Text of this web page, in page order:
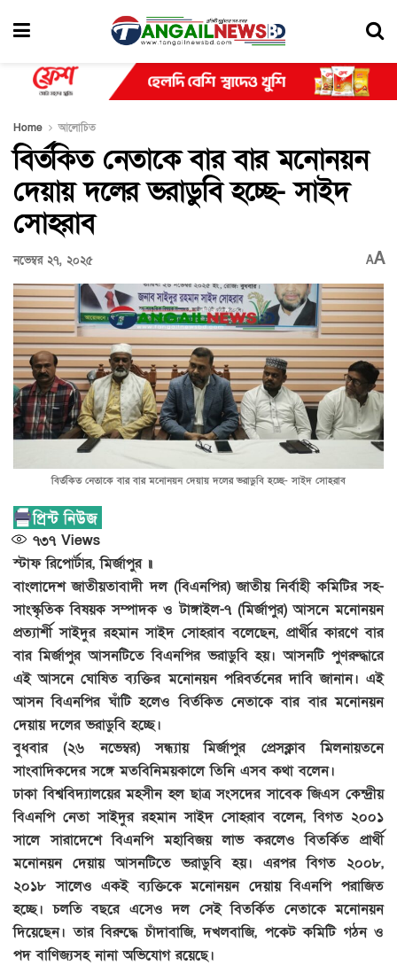
Home আলোচিত
বির্তকিত নেতাকে বার বার মনোনয়ন
দেয়ায় দলের ভরাডুবি হচ্ছে- সাইদ
সোহরাব
নভেম্বর ২৭, ২০২৫ AA
বির্তকিত নেতাকে বার বার মনোনয়ন দেয়ায় দলের ভরাডুবি হচ্ছে- সাইদ সোহরাব
৭৩৭ Views
স্টাফ রিপোর্টার, মির্জাপুর ॥
বাংলাদেশ জাতীয়তাবাদী দল (বিএনপির) জাতীয় নির্বাহী কমিটির সহ-
সাংস্কৃতিক বিষয়ক সম্পাদক ও টাঙ্গাইল-৭ (মির্জাপুর) আসনে মনোনয়ন
প্রত্যার্শী সাইদুর রহমান সাইদ সোহরাব বলেছেন, প্রার্থীর কারণে বার
বার মির্জাপুর আসনটিতে বিএনপির ভরাডুবি হয়। আসনটি পুণরুদ্ধারে
এই আসনে ঘোষিত ব্যক্তির মনোনয়ন পরিবর্তনের দাবি জানান। এই
আসন বিএনপির ঘাঁটি হলেও বির্তকিত নেতাকে বার বার মনোনয়ন
দেয়ায় দলের ভরাডুবি হচ্ছে।
বুধবার (২৬ নভেম্বর) সন্ধ্যায় মির্জাপুর প্রেসক্লাব মিলনায়তনে
সাংবাদিকদের সঙ্গে মতবিনিময়কালে তিনি এসব কথা বলেন।
ঢাকা বিশ্ববিদ্যালয়ের মহসীন হল ছাত্র সংসদের সাবেক জিএস কেন্দ্রীয়
বিএনপি নেতা সাইদুর রহমান সাইদ সোহরাব বলেন, বিগত ২০০১
সালে সারাদেশে বিএনপি মহাবিজয় লাভ করলেও বিতর্কিত প্রার্থী
মনোনয়ন দেয়ায় আসনটিতে ভরাডুবি হয়। এরপর বিগত ২০০৮,
২০১৮ সালেও একই ব্যক্তিকে মনোনয়ন দেয়ায় বিএনপি পরাজিত
হচ্ছে। চলতি বছরে এসেও দল সেই বিতর্কিত নেতাকে মনোনয়ন
দিয়েছেন। তার বিরুদ্ধে চাঁদাবাজি, দখলবাজি, পকেট কমিটি গঠন ও
পদ বাণিজ্যসহ নানা অভিযোগ রয়েছে।